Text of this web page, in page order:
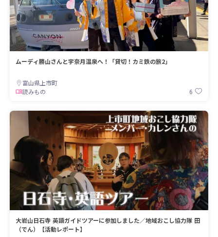
ムーディ勝山さんと宇奈月温泉へ！「貸切！カミ鉄の旅2」
富山県上市町
読みもの
6
大岩山日石寺 英語ガイドツアーに参加しました／地域おこし協力隊 田
（でん）【活動レポート】